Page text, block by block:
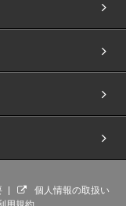
個人情報の取扱い